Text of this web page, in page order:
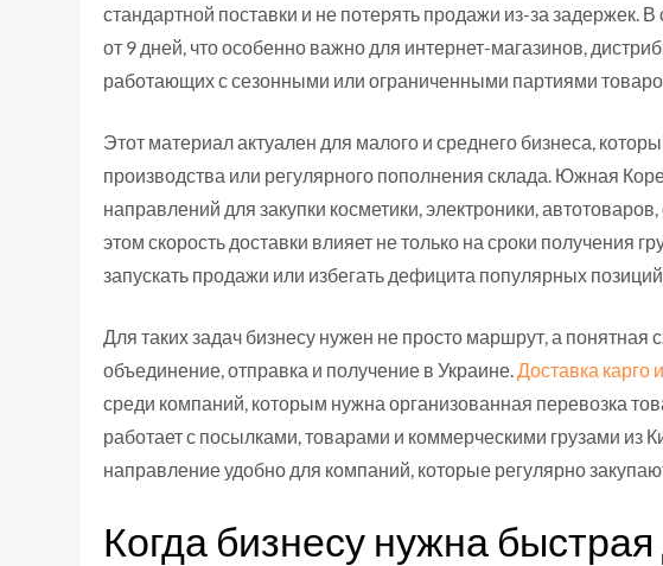
стандартной поставки и не потерять продажи из-за задержек.
от 9 дней, что особенно важно для интернет-магазинов,
работающих с сезонными или ограниченными партиями
Этот материал актуален для малого и среднего бизнеса,
производства или регулярного пополнения склада. Южная
направлений для закупки косметики, электроники,
этом скорость доставки влияет не только на сроки получения
запускать продажи или избегать дефицита популярных
Для таких задач бизнесу нужен не просто маршрут, а понятная
объединение, отправка и получение в Украине.Доставка карго
среди компаний, которым нужна организованная перевозка
работает с посылками, товарами и коммерческими грузами из
направление удобно для компаний, которые регулярно
Когда бизнесу нужна